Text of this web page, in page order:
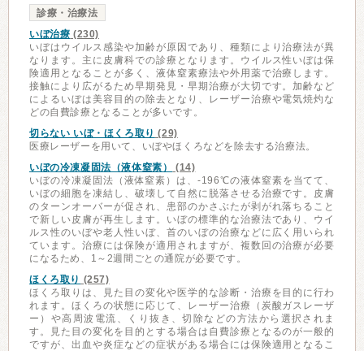
診療・治療法
いぼ治療 (230)
いぼはウイルス感染や加齢が原因であり、種類により治療法が異
なります。主に皮膚科での診療となります。ウイルス性いぼは保
険適用となることが多く、液体窒素療法や外用薬で治療します。
接触により広がるため早期発見・早期治療が大切です。加齢など
によるいぼは美容目的の除去となり、レーザー治療や電気焼灼な
どの自費診療となることが多いです。
切らない いぼ・ほくろ取り (29)
医療レーザーを用いて、いぼやほくろなどを除去する治療法。
いぼの冷凍凝固法（液体窒素）
(14)
いぼの冷凍凝固法（液体窒素）は、-196℃の液体窒素を当てて、
いぼの細胞を凍結し、破壊して自然に脱落させる治療です。皮膚
のターンオーバーが促され、患部のかさぶたが剥がれ落ちること
で新しい皮膚が再生します。いぼの標準的な治療法であり、ウイ
ルス性のいぼや老人性いぼ、首のいぼの治療などに広く用いられ
ています。治療には保険が適用されますが、複数回の治療が必要
になるため、1～2週間ごとの通院が必要です。
ほくろ取り (257)
ほくろ取りは、見た目の変化や医学的な診断・治療を目的に行わ
れます。ほくろの状態に応じて、レーザー治療（炭酸ガスレーザ
ー）や高周波電流、くり抜き、切除などの方法から選択されま
す。見た目の変化を目的とする場合は自費診療となるのが一般的
ですが、出血や炎症などの症状がある場合には保険適用となるこ